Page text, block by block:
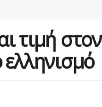
τιμή στον